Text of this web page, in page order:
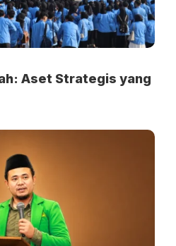
Aset Strategis yang